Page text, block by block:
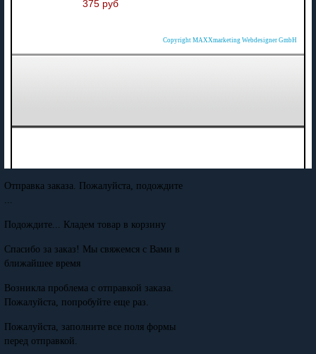
375 руб
Copyright MAXXmarketing Webdesigner GmbH
Отправка заказа. Пожалуйста, подождите
...
Подождите... Кладем товар в корзину
Спасибо за заказ! Мы свяжемся с Вами в
ближайшее время
Возникла проблема с отправкой заказа.
Пожалуйста, попробуйте еще раз.
Пожалуйста, заполните все поля формы
перед отправкой.